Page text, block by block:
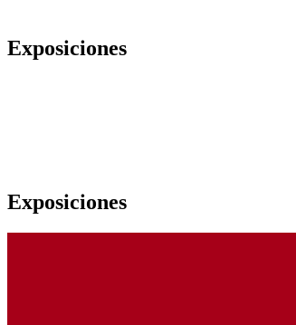
Exposiciones
Exposiciones